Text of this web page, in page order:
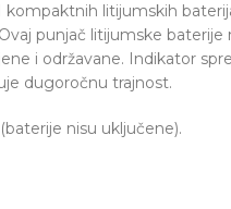
litijumskih
punjač litijumske
i održavane. Indikator
dugoročnu trajnost.
nisu uključene).